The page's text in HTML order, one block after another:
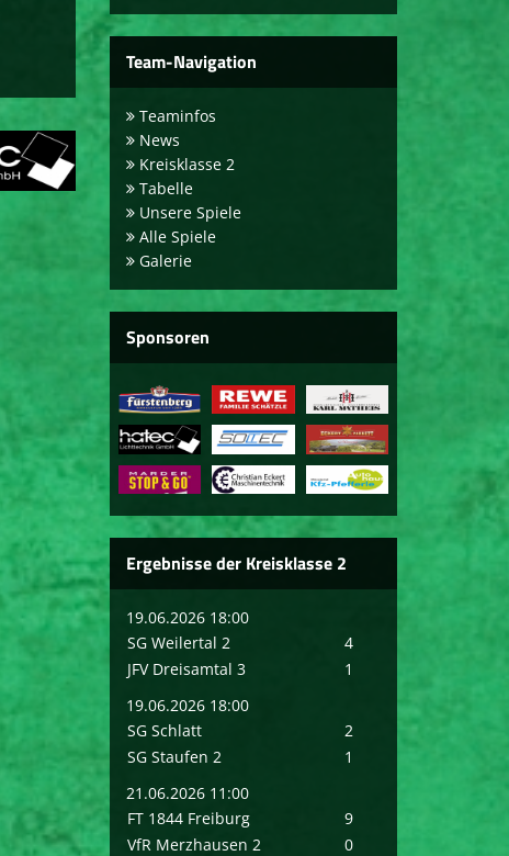
Team-Navigation
Teaminfos
News
Kreisklasse 2
Tabelle
Unsere Spiele
Alle Spiele
Galerie
Sponsoren
Ergebnisse der Kreisklasse 2
19.06.2026 18:00
SG Weilertal 2
4
JFV Dreisamtal 3
1
19.06.2026 18:00
SG Schlatt
2
SG Staufen 2
1
21.06.2026 11:00
FT 1844 Freiburg
9
VfR Merzhausen 2
0